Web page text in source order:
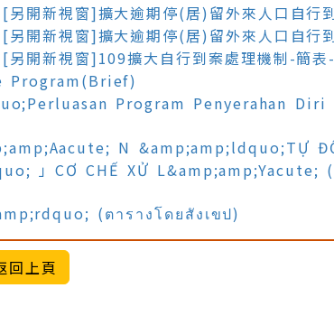
另開新視窗]擴大逾期停(居)留外來人口自行
另開新視窗]擴大逾期停(居)留外來人口自行
另開新視窗]109擴大自行到案處理機制-簡表
Program(Brief)
Program Penyerahan Diri
N &amp;amp;ldquo;TỰ
」CƠ CHẾ XỬ L&amp;amp;Yacute;
(ตารางโดยสังเขป)